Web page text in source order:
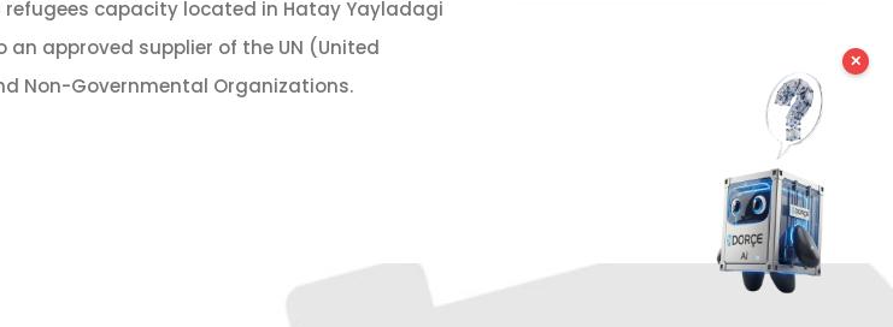
refugees capacity located in Hatay Yayladagi
an approved supplier of the UN (United
Non-Governmental Organizations.
✕